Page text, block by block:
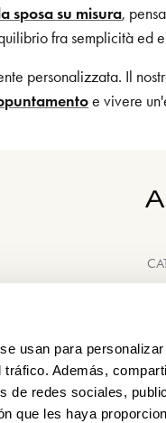
usan para
Además,
de redes sociales,
que les haya
sposa su misura,
fra semplicità ed
personalizzata. Il
e vivere